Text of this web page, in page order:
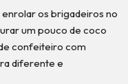
enrolar os brigadeiros no
um pouco de coco
confeiteiro com
diferente e